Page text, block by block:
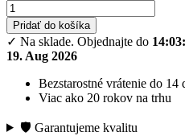
Pridať do košíka
✓ Na sklade. Objednajte do
19. Aug 2026
Bezstarostné vrátenie do 14
Viac ako 20 rokov na trhu
🛡️ Garantujeme kvalitu